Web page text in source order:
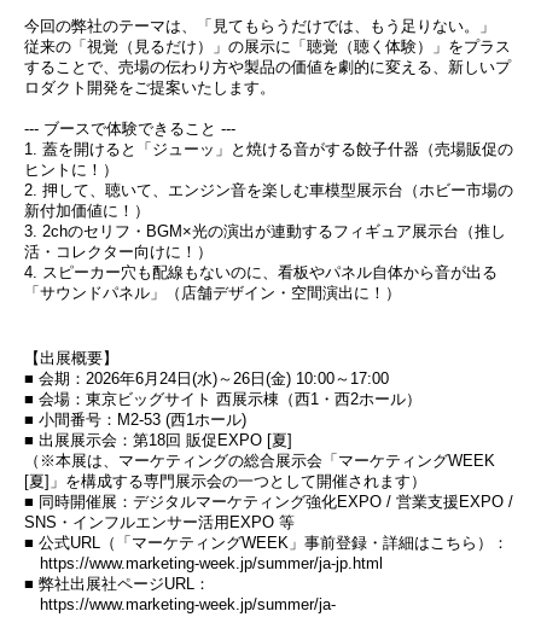
今回の弊社のテーマは、「見てもらうだけでは、もう足りない。」
従来の「視覚（見るだけ）」の展示に「聴覚（聴く体験）」をプラス
することで、売場の伝わり方や製品の価値を劇的に変える、新しいプ
ロダクト開発をご提案いたします。
--- ブースで体験できること ---
1. 蓋を開けると「ジューッ」と焼ける音がする餃子什器（売場販促の
ヒントに！）
2. 押して、聴いて、エンジン音を楽しむ車模型展示台（ホビー市場の
新付加価値に！）
3. 2chのセリフ・BGM×光の演出が連動するフィギュア展示台（推し
活・コレクター向けに！）
4. スピーカー穴も配線もないのに、看板やパネル自体から音が出る
「サウンドパネル」（店舗デザイン・空間演出に！）
【出展概要】
■ 会期：2026年6月24日(水)～26日(金) 10:00～17:00
■ 会場：東京ビッグサイト 西展示棟（西1・西2ホール）
■ 小間番号：M2-53 (西1ホール)
■ 出展展示会：第18回 販促EXPO [夏]
（※本展は、マーケティングの総合展示会「マーケティングWEEK
[夏]」を構成する専門展示会の一つとして開催されます）
■ 同時開催展：デジタルマーケティング強化EXPO / 営業支援EXPO /
SNS・インフルエンサー活用EXPO 等
■ 公式URL（「マーケティングWEEK」事前登録・詳細はこちら）：
https://www.marketing-week.jp/summer/ja-jp.html
■ 弊社出展社ページURL：
https://www.marketing-week.jp/summer/ja-